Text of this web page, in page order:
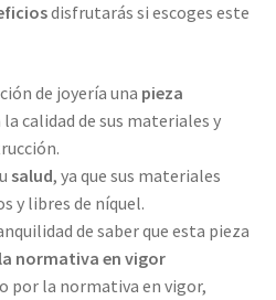
disfrutarás si escoges este
de joyería una pieza
la calidad de sus materiales y
salud, ya que sus materiales
y libres de níquel.
de saber que esta pieza
normativa en vigor
por la normativa en vigor,